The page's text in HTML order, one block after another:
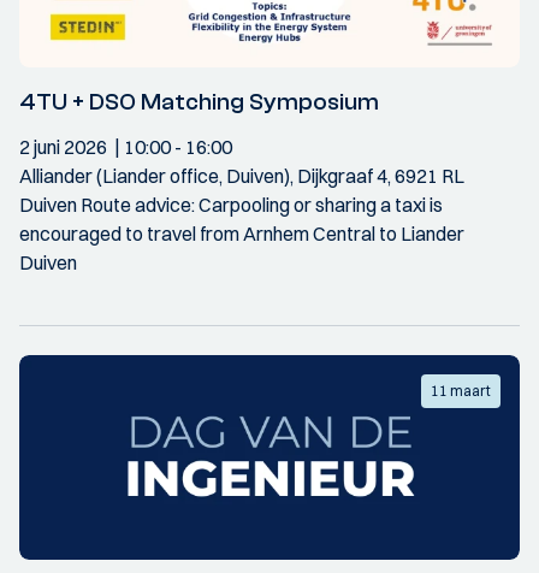
4TU + DSO Matching Symposium
2 juni 2026 10:00- 16:00
Alliander (Liander office, Duiven), Dijkgraaf 4, 6921 RL
Duiven Route advice: Carpooling or sharing a taxi is
encouraged to travel from Arnhem Central to Liander
Duiven
11 maart